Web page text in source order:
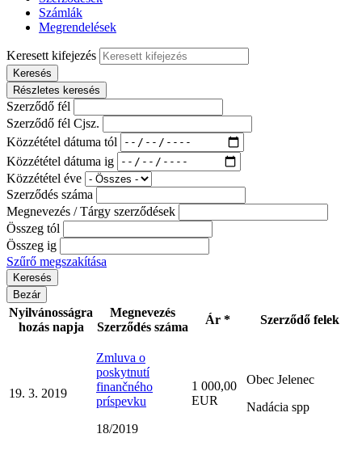
Számlák
Megrendelések
Keresett kifejezés
Keresés
Részletes keresés
Szerződő fél
Szerződő fél Cjsz.
Közzététel dátuma tól
Közzététel dátuma ig
Közzététel éve
Szerződés száma
Megnevezés / Tárgy szerződések
Összeg tól
Összeg ig
Szűrő megszakítása
Bezár
Nyilvánosságra
hozás napja
Megnevezés
Szerződés száma
Ár * Szerződő felek
19. 3. 2019
Zmluva o
poskytnutí
finančného
príspevku
18/2019
1 000,00
EUR
Obec Jelenec
Nadácia spp